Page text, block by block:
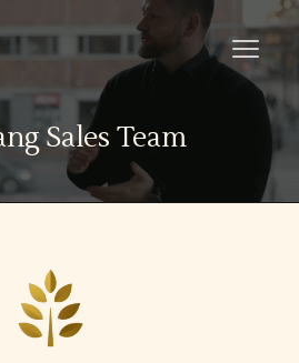
Sales Team